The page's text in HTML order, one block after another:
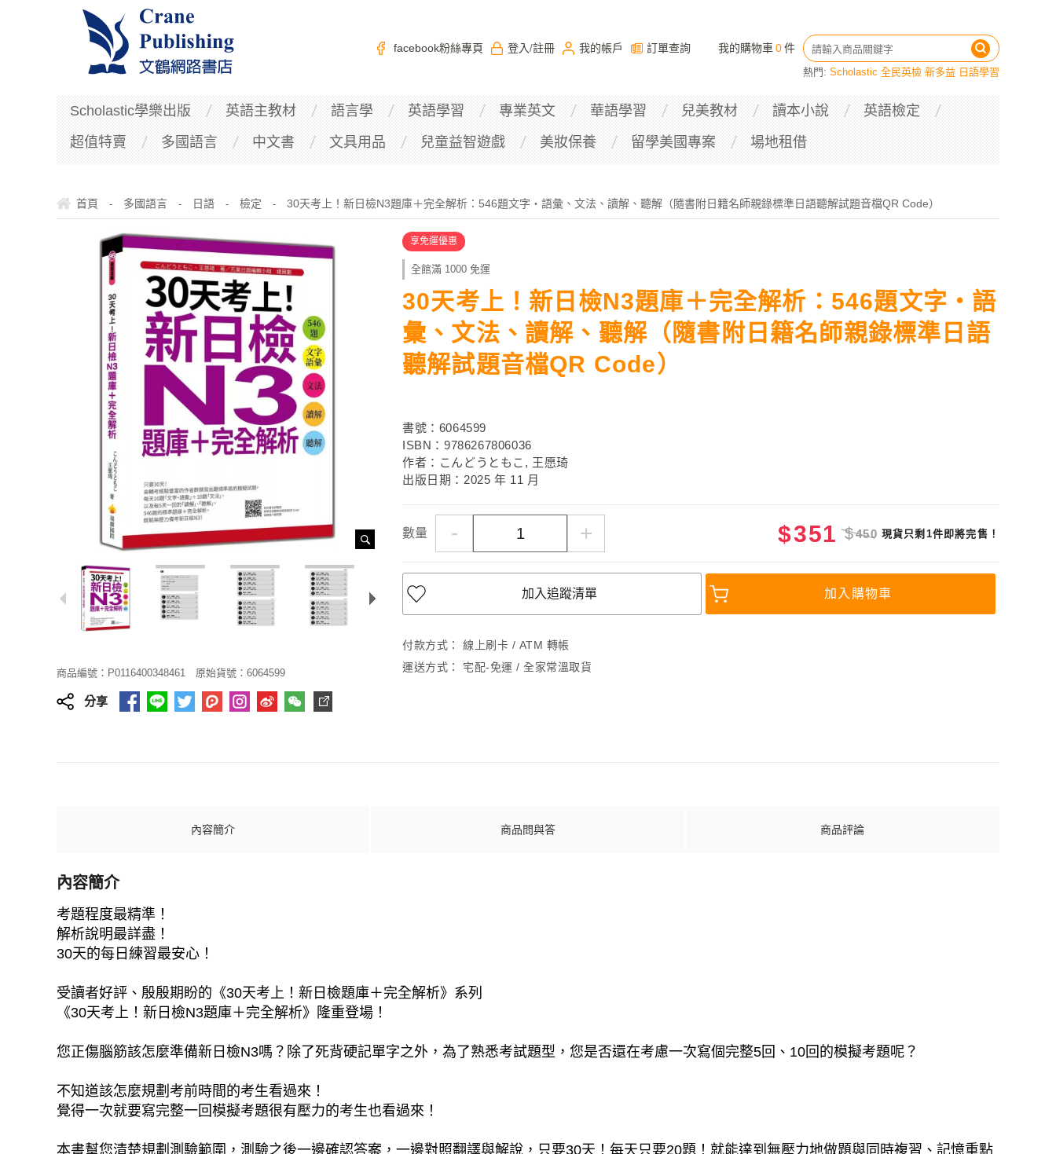
facebook粉絲專頁 登入 /註冊 我的帳戶 訂單查詢 我的購物車 0件
熱門: Scholastic 全民英檢 新多益 日語學習
Scholastic學樂出版 英語主教材 語言學 英語學習 專業英文 華語學習 兒美教材 讀本小說
英語檢定
超值特賣
多國語言 中文書 文具用品 兒童益智遊戲 美妝保養 留學美國專案 場地租借
首頁 - 多國語言 - 日語 - 檢定 - 30天考上！新日檢N3題庫＋完全解析：546題文字‧語彙、文法、讀解、聽解（隨書附日籍名師親錄標準日語聽解試題音檔QR Code）
商品編號：P0116400348461 原始貨號：6064599
分享
享免運優惠
全館滿 1000 免運
30天考上！新日檢N3題庫＋完全解析：546題文字‧語
彙、文法、讀解、聽解（隨書附日籍名師親錄標準日語
聽解試題音檔QR Code）
書號：6064599
ISBN：9786267806036
作者：こんどうともこ, 王愿琦
出版日期：2025 年 11 月
數量 - + $351 $450 現貨只剩1件即將完售！
加入追蹤清單 加入購物車
付款方式：
線上刷卡 / ATM 轉帳
運送方式：
宅配-免運 / 全家常溫取貨
內容簡介 商品問與答 商品評論
內容簡介
考題程度最精準！
解析說明最詳盡！
30天的每日練習最安心！
受讀者好評、殷殷期盼的《30天考上！新日檢題庫＋完全解析》系列
《30天考上！新日檢N3題庫＋完全解析》隆重登場！
您正傷腦筋該怎麼準備新日檢N3嗎？除了死背硬記單字之外，為了熟悉考試題型，您是否還在考慮一次寫個完整5回、10回的模擬考題呢？
不知道該怎麼規劃考前時間的考生看過來！
覺得一次就要寫完整一回模擬考題很有壓力的考生也看過來！
本書幫您清楚規劃測驗範圍，測驗之後一邊確認答案，一邊對照翻譯與解說，只要30天！每天只要20題！就能達到無壓力地做題與同時複習、記憶重點